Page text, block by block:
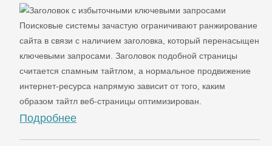
Поисковые системы зачастую ограничивают ранжирование
сайта в связи с наличием заголовка, который перенасыщен
ключевыми запросами. Заголовок подобной страницы
считается спамным тайтлом, а нормальное продвижение
интернет-ресурса напрямую зависит от того, каким
образом тайтл веб-страницы оптимизирован.
Подробнее